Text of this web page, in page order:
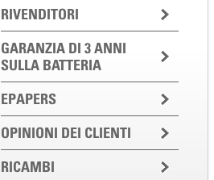
RIVENDITORI
GARANZIA DI 3 ANNI
SULLA BATTERIA
EPAPERS
OPINIONI DEI CLIENTI
RICAMBI